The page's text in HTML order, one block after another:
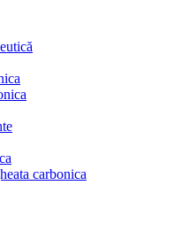
carbonica